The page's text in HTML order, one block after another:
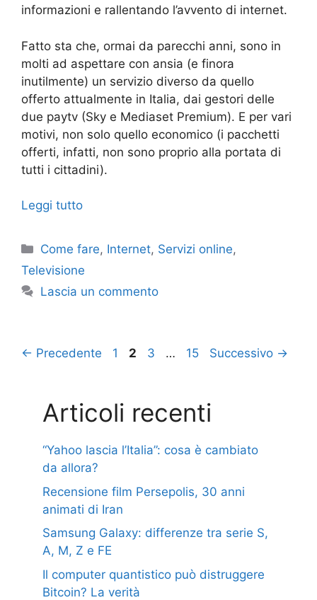
informazioni e rallentando l’avvento di internet.
Fatto sta che, ormai da parecchi anni, sono in
molti ad aspettare con ansia (e finora
inutilmente) un servizio diverso da quello
offerto attualmente in Italia, dai gestori delle
due paytv (Sky e Mediaset Premium). E per vari
motivi, non solo quello economico (i pacchetti
offerti, infatti, non sono proprio alla portata di
tutti i cittadini).
Leggi tutto
Categorie
Come fare, Internet, Servizi online,
Televisione
Lascia un commento
← Precedente Pagina
1 Pagina
2 Pagina
3 … Pagina
15 Successivo →
Articoli recenti
“Yahoo lascia l’Italia”: cosa è cambiato
da allora?
Recensione film Persepolis, 30 anni
animati di Iran
Samsung Galaxy: differenze tra serie S,
A, M, Z e FE
Il computer quantistico può distruggere
Bitcoin? La verità